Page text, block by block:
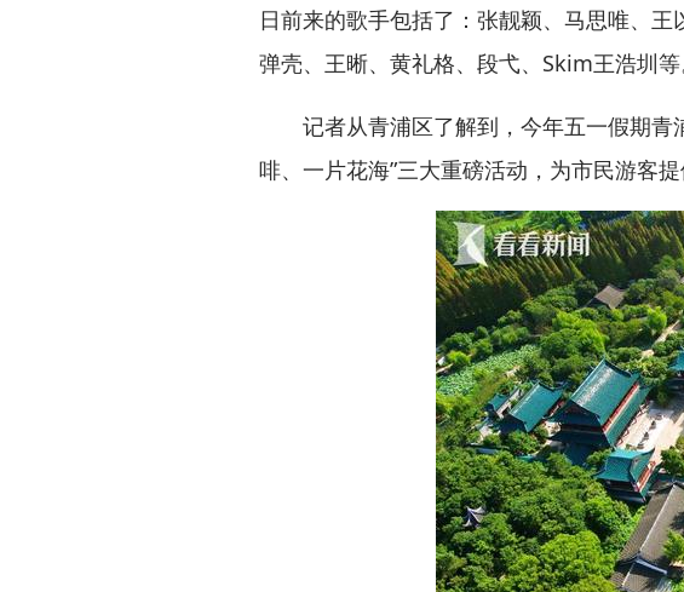
日前来的歌手包括了：张靓颖、马思唯、王
弹壳、王晰、黄礼格、段弋、Skim王浩圳等
记者从青浦区了解到，今年五一假期青
啡、一片花海”三大重磅活动，为市民游客提